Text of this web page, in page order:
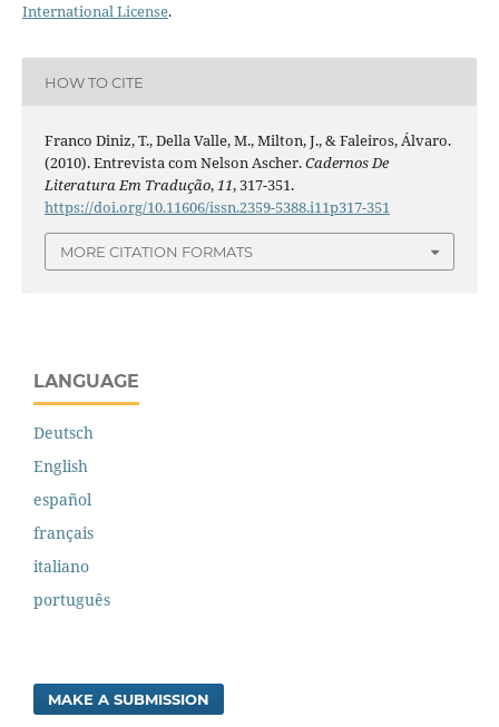
International License.
HOW TO CITE
Franco Diniz, T., Della Valle, M., Milton, J., & Faleiros, Álvaro.
(2010). Entrevista com Nelson Ascher.Cadernos De
Literatura Em Tradução, 11, 317-351.
https://doi.org/10.11606/issn.2359-5388.i11p317-351
MORE CITATION FORMATS
LANGUAGE
Deutsch
English
español
français
italiano
português
MAKE A SUBMISSION